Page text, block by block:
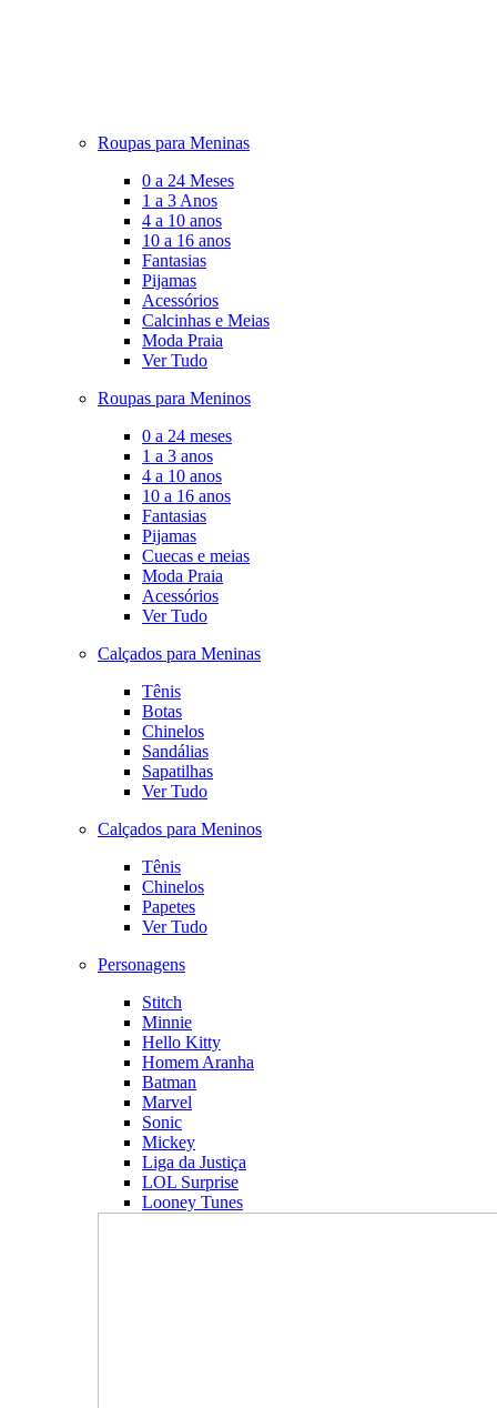
Roupas para Meninas
0 a 24 Meses
1 a 3 Anos
4 a 10 anos
10 a 16 anos
Fantasias
Pijamas
Acessórios
Calcinhas e Meias
Moda Praia
Ver Tudo
Roupas para Meninos
0 a 24 meses
1 a 3 anos
4 a 10 anos
10 a 16 anos
Fantasias
Pijamas
Cuecas e meias
Moda Praia
Acessórios
Ver Tudo
Calçados para Meninas
Tênis
Botas
Chinelos
Sandálias
Sapatilhas
Ver Tudo
Calçados para Meninos
Tênis
Chinelos
Papetes
Ver Tudo
Personagens
Stitch
Minnie
Hello Kitty
Homem Aranha
Batman
Marvel
Sonic
Mickey
Liga da Justiça
LOL Surprise
Looney Tunes